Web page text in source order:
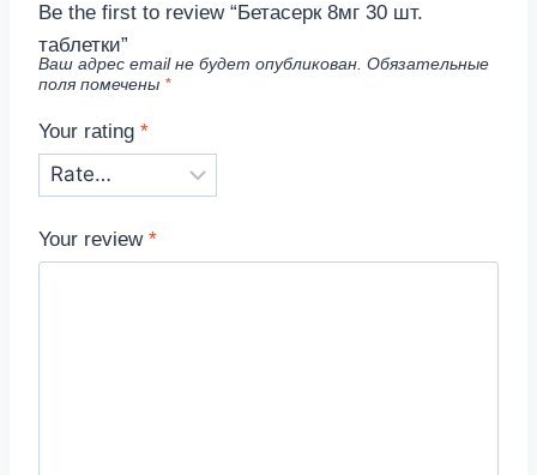
Be the first to review “Бетасерк 8мг 30 шт.
таблетки”
Ваш адрес email не будет опубликован. Обязательные
поля помечены *
Your rating *
Your review *